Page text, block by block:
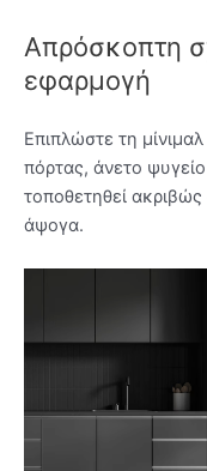
Απρόσκοπτη
εφαρμογή
Επιπλώστε τη
πόρτας, άνετο
τοποθετηθεί
άψογα.